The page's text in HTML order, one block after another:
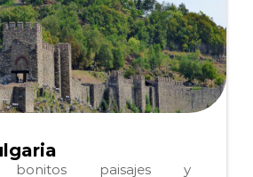
bonitos paisajes y